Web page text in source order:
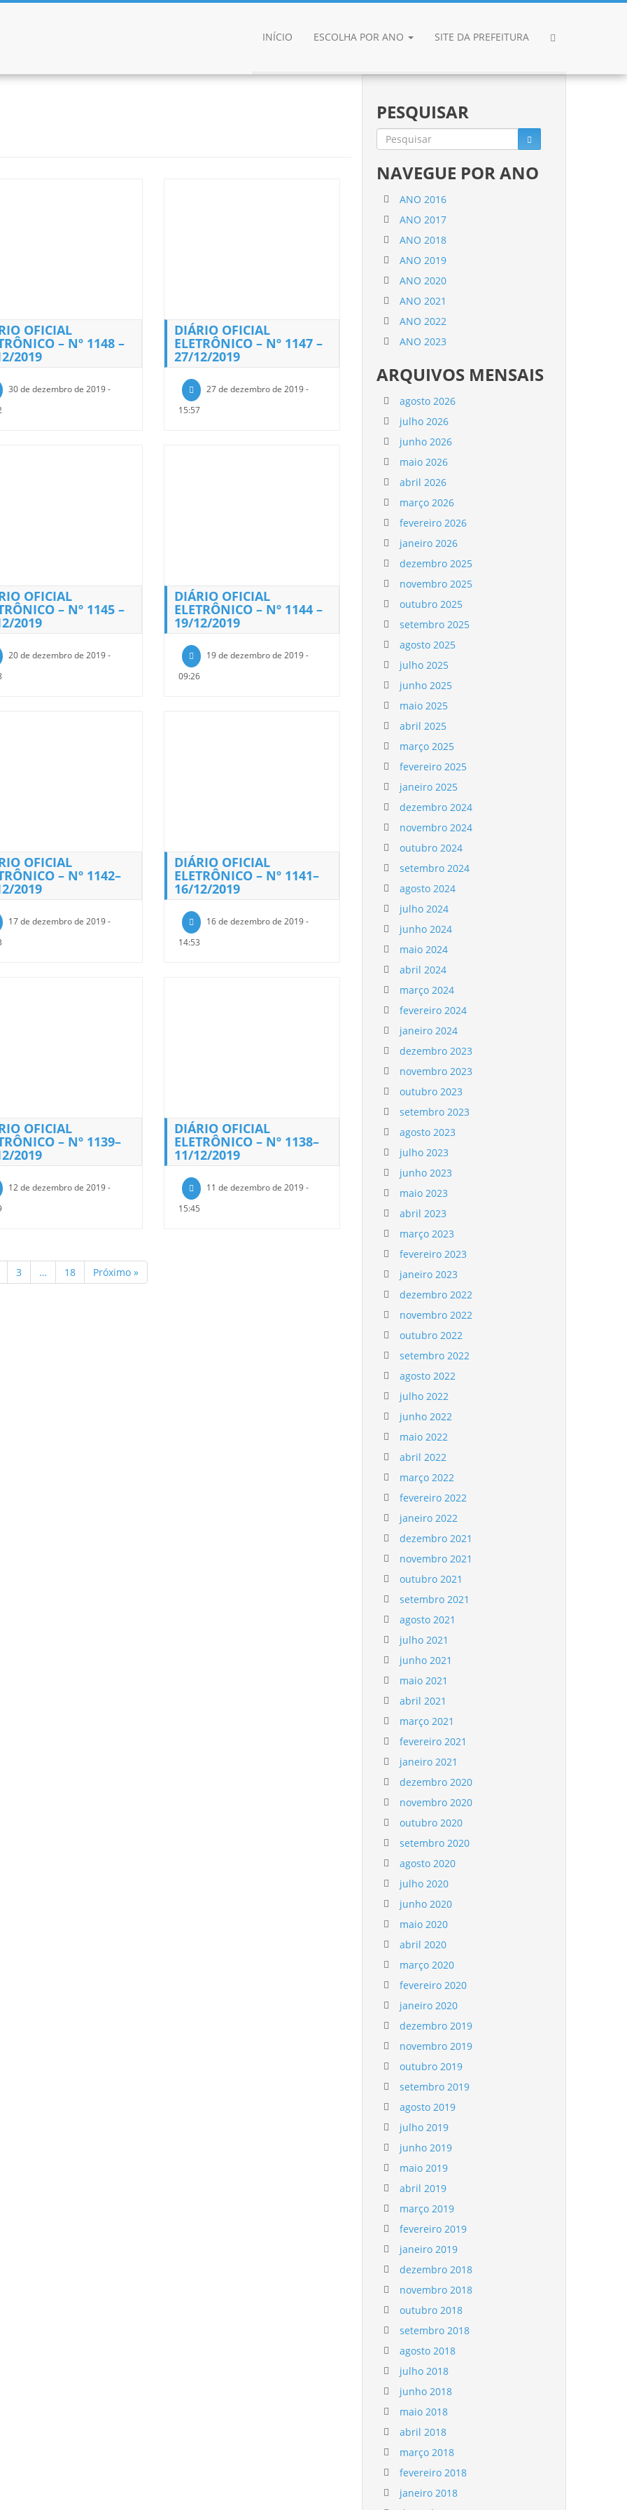
INÍCIO ESCOLHA POR ANO SITE DA PREFEITURA
OFICIAL
– Nº 1148 –
2019
30 de dezembro de 2019 -
DIÁRIO OFICIAL
ELETRÔNICO – Nº 1147 –
27/12/2019
27 de dezembro de 2019 -
15:57
OFICIAL
– Nº 1145 –
2019
20 de dezembro de 2019 -
DIÁRIO OFICIAL
ELETRÔNICO – Nº 1144 –
19/12/2019
19 de dezembro de 2019 -
09:26
OFICIAL
– Nº 1142–
2019
17 de dezembro de 2019 -
DIÁRIO OFICIAL
ELETRÔNICO – Nº 1141–
16/12/2019
16 de dezembro de 2019 -
14:53
OFICIAL
– Nº 1139–
2019
12 de dezembro de 2019 -
DIÁRIO OFICIAL
ELETRÔNICO – Nº 1138–
11/12/2019
11 de dezembro de 2019 -
15:45
3 … 18 Próximo »
PESQUISAR
NAVEGUE POR ANO
ANO 2016
ANO 2017
ANO 2018
ANO 2019
ANO 2020
ANO 2021
ANO 2022
ANO 2023
ARQUIVOS MENSAIS
agosto 2026
julho 2026
junho 2026
maio 2026
abril 2026
março 2026
fevereiro 2026
janeiro 2026
dezembro 2025
novembro 2025
outubro 2025
setembro 2025
agosto 2025
julho 2025
junho 2025
maio 2025
abril 2025
março 2025
fevereiro 2025
janeiro 2025
dezembro 2024
novembro 2024
outubro 2024
setembro 2024
agosto 2024
julho 2024
junho 2024
maio 2024
abril 2024
março 2024
fevereiro 2024
janeiro 2024
dezembro 2023
novembro 2023
outubro 2023
setembro 2023
agosto 2023
julho 2023
junho 2023
maio 2023
abril 2023
março 2023
fevereiro 2023
janeiro 2023
dezembro 2022
novembro 2022
outubro 2022
setembro 2022
agosto 2022
julho 2022
junho 2022
maio 2022
abril 2022
março 2022
fevereiro 2022
janeiro 2022
dezembro 2021
novembro 2021
outubro 2021
setembro 2021
agosto 2021
julho 2021
junho 2021
maio 2021
abril 2021
março 2021
fevereiro 2021
janeiro 2021
dezembro 2020
novembro 2020
outubro 2020
setembro 2020
agosto 2020
julho 2020
junho 2020
maio 2020
abril 2020
março 2020
fevereiro 2020
janeiro 2020
dezembro 2019
novembro 2019
outubro 2019
setembro 2019
agosto 2019
julho 2019
junho 2019
maio 2019
abril 2019
março 2019
fevereiro 2019
janeiro 2019
dezembro 2018
novembro 2018
outubro 2018
setembro 2018
agosto 2018
julho 2018
junho 2018
maio 2018
abril 2018
março 2018
fevereiro 2018
janeiro 2018